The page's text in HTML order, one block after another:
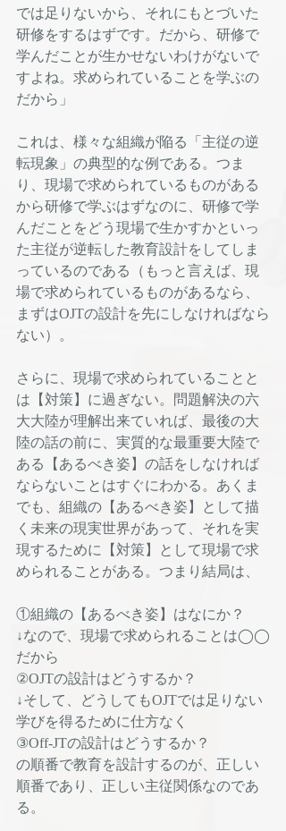
では足りないから、それにもとづいた
研修をするはずです。だから、研修で
学んだことが生かせないわけがないで
すよね。求められていることを学ぶの
だから」
これは、様々な組織が陥る「主従の逆
転現象」の典型的な例である。つま
り、現場で求められているものがある
から研修で学ぶはずなのに、研修で学
んだことをどう現場で生かすかといっ
た主従が逆転した教育設計をしてしま
っているのである（もっと言えば、現
場で求められているものがあるなら、
まずはOJTの設計を先にしなければなら
ない）。
さらに、現場で求められていることと
は【対策】に過ぎない。問題解決の六
大大陸が理解出来ていれば、最後の大
陸の話の前に、実質的な最重要大陸で
ある【あるべき姿】の話をしなければ
ならないことはすぐにわかる。あくま
でも、組織の【あるべき姿】として描
く未来の現実世界があって、それを実
現するために【対策】として現場で求
められることがある。つまり結局は、
①組織の【あるべき姿】はなにか？
↓なので、現場で求められることは◯◯
だから
②OJTの設計はどうするか？
↓そして、どうしてもOJTでは足りない
学びを得るために仕方なく
③Off-JTの設計はどうするか？
の順番で教育を設計するのが、正しい
順番であり、正しい主従関係なのであ
る。